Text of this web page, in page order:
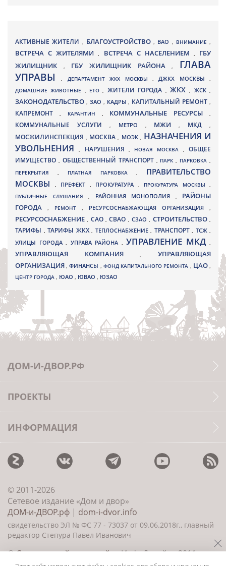
АКТИВНЫЕ ЖИТЕЛИ , БЛАГОУСТРОЙСТВО , ВАО , ВНИМАНИЕ ,
ВСТРЕЧА С ЖИТЕЛЯМИ, ВСТРЕЧА С НАСЕЛЕНИЕМ , ГБУ
ЖИЛИЩНИК
, ГБУ ЖИЛИЩНИК РАЙОНА, ГЛАВА
УПРАВЫ, ДЕПАРТАМЕНТ ЖКХ МОСКВЫ ,ДЖКХ МОСКВЫ ,
ДОМАШНИЕ ЖИВОТНЫЕ , ЕТО, ЖИТЕЛИ ГОРОДА , ЖКХ, ЖСК,
ЗАКОНОДАТЕЛЬСТВО , ЗАО , КАДРЫ, КАПИТАЛЬНЫЙ РЕМОНТ ,
КАПРЕМОНТ , КАРАНТИН , КОММУНАЛЬНЫЕ РЕСУРСЫ,
КОММУНАЛЬНЫЕ УСЛУГИ , МЕТРО , МЖИ, МКД ,
МОСЖИЛИНСПЕКЦИЯ, МОСКВА , МОЭК , НАЗНАЧЕНИЯ И
УВОЛЬНЕНИЯ, НАРУШЕНИЯ , НОВАЯ МОСКВА ,ОБЩЕЕ
ИМУЩЕСТВО , ОБЩЕСТВЕННЫЙ ТРАНСПОРТ , ПАРК, ПАРКОВКА ,
ПЕРЕКРЫТИЯ , ПЛАТНАЯ ПАРКОВКА , ПРАВИТЕЛЬСТВО
МОСКВЫ
, ПРЕФЕКТ , ПРОКУРАТУРА , ПРОКУРАТУРА МОСКВЫ ,
ПУБЛИЧНЫЕ СЛУШАНИЯ , РАЙОННАЯ МОНОПОЛИЯ , РАЙОНЫ
ГОРОДА
, РЕМОНТ , РЕСУРСОСНАБЖАЮЩАЯ ОРГАНИЗАЦИЯ ,
РЕСУРСОСНАБЖЕНИЕ, САО,СВАО ,СЗАО, СТРОИТЕЛЬСТВО,
ТАРИФЫ , ТАРИФЫ ЖКХ , ТЕПЛОСНАБЖЕНИЕ , ТРАНСПОРТ , ТСЖ ,
УЛИЦЫ ГОРОДА , УПРАВА РАЙОНА , УПРАВЛЕНИЕ МКД ,
УПРАВЛЯЮЩАЯ КОМПАНИЯ,УПРАВЛЯЮЩАЯ
ОРГАНИЗАЦИЯ,ФИНАНСЫ , ФОНД КАПИТАЛЬНОГО РЕМОНТА , ЦАО,
ЦЕНТР ГОРОДА , ЮАО , ЮВАО , ЮЗАО
ДОМ-И-ДВОР.РФ
ПРОЕКТЫ
ИНФОРМАЦИЯ
© 2011-2026
Сетевое издание «Дом и двор»
ДОМ-и-ДВОР.рф | dom-i-dvor.info
свидетельство ЭЛ № ФС 77 - 73037 от 09.06.2018г., главный
редактор Степура Павел Иванович
©Создание сайта и дизайн«ИнфоДизайн» 2011—